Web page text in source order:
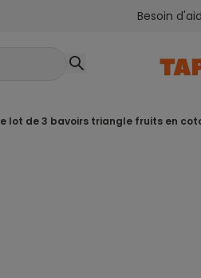
Besoin
le lot de 3 bavoirs triangle fruits en